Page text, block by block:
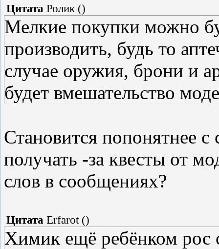
Цитата Ролик()
Мелкие покупки можно
производить, будь то
случае оружия, брони и
будет вмешательство
Становится попонятнее
получать -за квесты от
слов в сообщениях?
Цитата Erfarot()
Химик ещё ребёнком рос